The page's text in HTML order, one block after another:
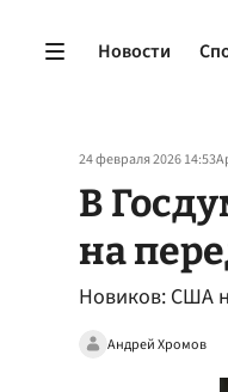
Новости
24 февраля 2026 14:53
В
на
Новиков: США
Андрей Хромов